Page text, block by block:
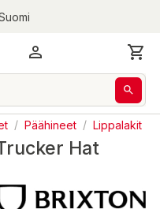
/ Päähineet / Lippalakit
Hat